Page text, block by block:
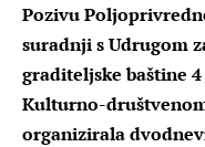
Pozivu
suradnji s Udrugom
graditeljske baštine
Kulturno-
organizirala